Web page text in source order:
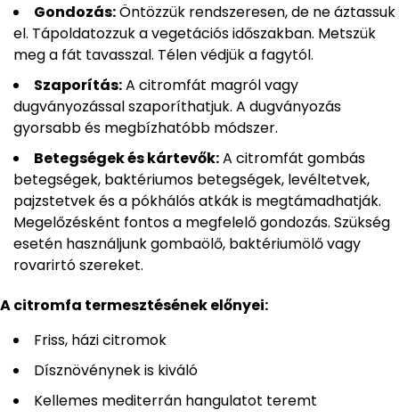
Gondozás:Öntözzük rendszeresen, de ne áztassuk
el. Tápoldatozzuk a vegetációs időszakban. Metszük
meg a fát tavasszal. Télen védjük a fagytól.
Szaporítás:A citromfát magról vagy
dugványozással szaporíthatjuk. A dugványozás
gyorsabb és megbízhatóbb módszer.
Betegségek és kártevők:A citromfát gombás
betegségek, baktériumos betegségek, levéltetvek,
pajzstetvek és a pókhálós atkák is megtámadhatják.
Megelőzésként fontos a megfelelő gondozás. Szükség
esetén használjunk gombaölő, baktériumölő vagy
rovarirtó szereket.
A citromfa termesztésének előnyei:
Friss, házi citromok
Dísznövénynek is kiváló
Kellemes mediterrán hangulatot teremt